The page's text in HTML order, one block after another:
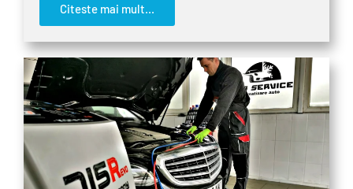
Citeste mai mult...